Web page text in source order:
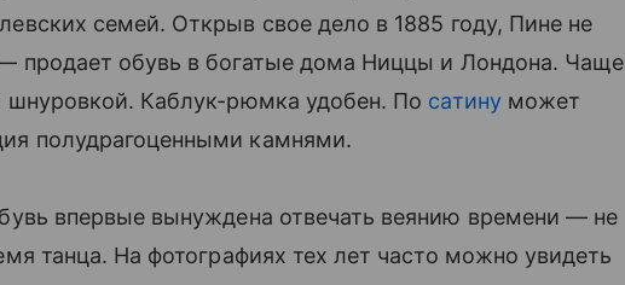
семей. Открыв свое дело в 1885 году, Пине не
продает обувь в богатые дома Ниццы и Лондона. Чаще
шнуровкой. Каблук-рюмка удобен. По сатинуможет
полудрагоценными камнями.
впервые вынуждена отвечать веянию времени — не
танца. На фотографиях тех лет часто можно увидеть